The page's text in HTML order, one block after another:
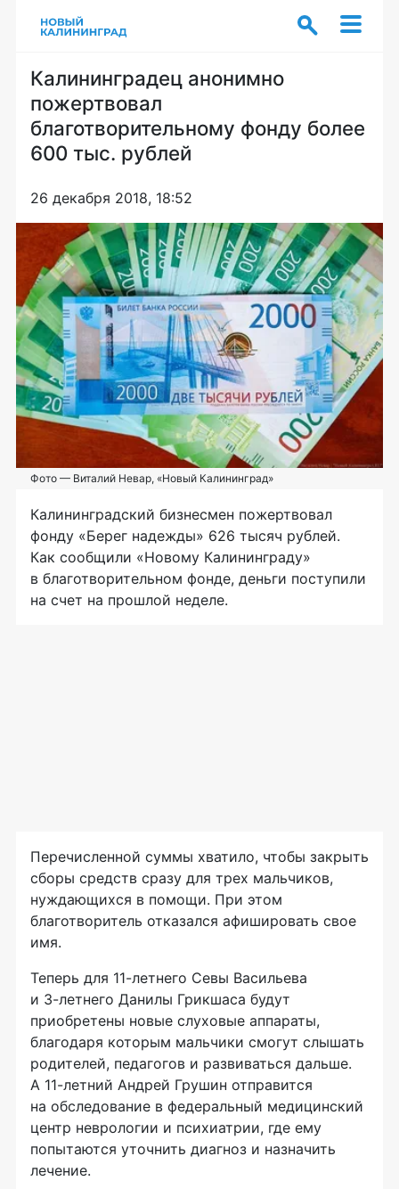
Калининградец анонимно
пожертвовал
благотворительному фонду более
600 тыс. рублей
26 декабря 2018, 18:52
Фото — Виталий Невар, «Новый Калининград»
Калининградский бизнесмен пожертвовал
фонду «Берег надежды» 626 тысяч рублей.
Как сообщили «Новому Калининграду»
в благотворительном фонде, деньги поступили
на счет на прошлой неделе.
Перечисленной суммы хватило, чтобы закрыть
сборы средств сразу для трех мальчиков,
нуждающихся в помощи. При этом
благотворитель отказался афишировать свое
имя.
Теперь для 11-летнего Севы Васильева
и 3-летнего Данилы Грикшаса будут
приобретены новые слуховые аппараты,
благодаря которым мальчики смогут слышать
родителей, педагогов и развиваться дальше.
А 11-летний Андрей Грушин отправится
на обследование в федеральный медицинский
центр неврологии и психиатрии, где ему
попытаются уточнить диагноз и назначить
лечение.